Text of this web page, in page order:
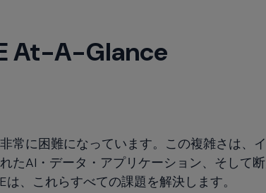
At-A-Glance
常に困難になっています。この複雑さは、
たAI・データ・アプリケーション、そして
、これらすべての課題を解決します。